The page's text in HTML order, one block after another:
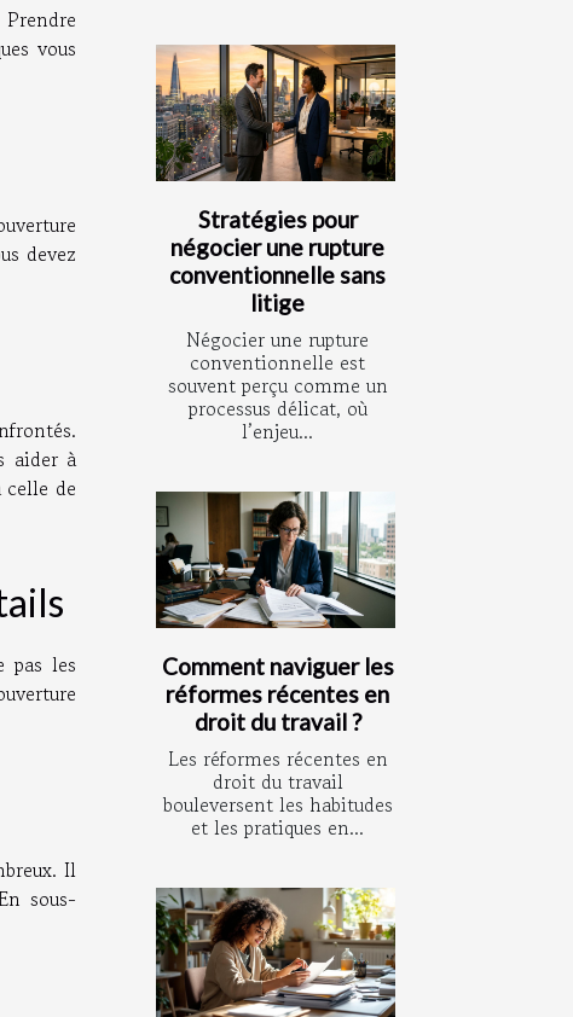
vous
devez
aider à
de
pas les
Il
sous-
Stratégies pour
négocier une rupture
conventionnelle sans
litige
Négocier une rupture
conventionnelle est
souvent perçu comme un
processus délicat, où
l’enjeu...
Comment naviguer les
réformes récentes en
droit du travail ?
Les réformes récentes en
droit du travail
bouleversent les habitudes
et les pratiques en...